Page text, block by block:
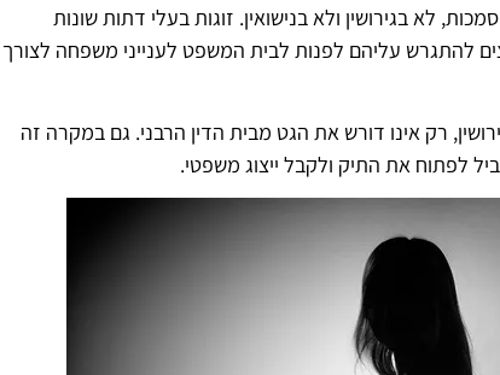
לא בגירושין ולא בנישואין. זוגות בעלי דתות שונות
להתגרש עליהם לפנות לבית המשפט לענייני משפחה לצורך
רק אינו דורש את הגט מבית הדין הרבני. גם במקרה זה
לפתוח את התיק ולקבל ייצוג משפטי.